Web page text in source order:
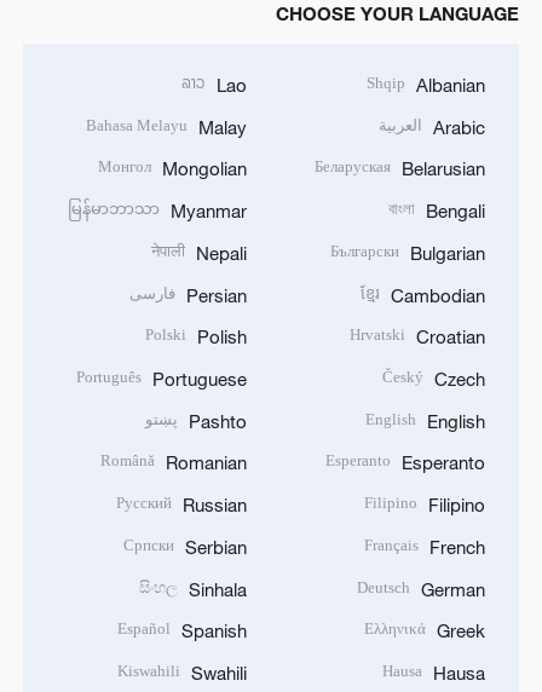
CHOOSE YOUR LANGUAGE
Albanian
Shqip
Arabic العربية
Belarusian
Беларуская
Bengali
বাংলা
Bulgarian
Български
Cambodian
ខ្មែរ
Croatian
Hrvatski
Czech
Český
English
English
Esperanto
Esperanto
Filipino
Filipino
French
Français
German
Deutsch
Greek
Ελληνικά
Hausa
Hausa
Lao
ລາວ
Malay
Bahasa Melayu
Mongolian
Монгол
Myanmar
မြန်မာဘာသာ
Nepali
नेपाली
Persian فارسی
Polish
Polski
Portuguese
Português
Pashto پښتو
Romanian
Română
Russian
Русский
Serbian
Српски
Sinhala
සිංහල
Spanish
Español
Swahili
Kiswahili